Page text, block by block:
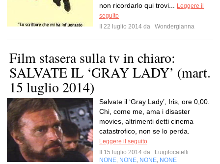
non ricordarlo qui trovi...
Leggere il
seguito
Il 22 luglio 2014 da
Wondergianna
Film stasera sulla tv in chiaro:
SALVATE IL ‘GRAY LADY’ (mart.
15 luglio 2014)
Salvate il ‘Gray Lady’, Iris, ore 0,00.
Chi, come me, ama i disaster
movies, altrimenti detti cinema
catastrofico, non se lo perda.
Leggere il seguito
Il 15 luglio 2014 da
Luigilocatelli
NONE NONE NONE NONE